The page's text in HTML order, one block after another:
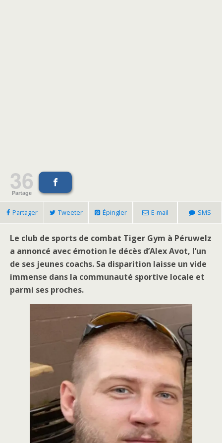
36
Partage
Partager Tweeter Épingler E-mail SMS
Le club de sports de combat Tiger Gym à Péruwelz
a annoncé avec émotion le décès d’Alex Avot, l’un
de ses jeunes coachs. Sa disparition laisse un vide
immense dans la communauté sportive locale et
parmi ses proches.